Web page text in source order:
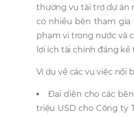
thương vụ tài trợ dự án
có nhiều bên tham gia
phạm vi trong nước và
lợi ích tài chính đáng
Ví dụ về các vụ việc nổi
Đại diện cho các
triệu USD cho Công ty